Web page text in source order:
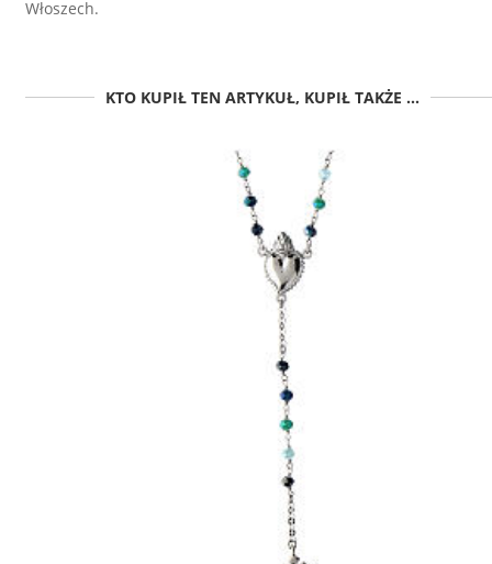
Włoszech.
KTO KUPIŁ TEN ARTYKUŁ, KUPIŁ TAKŻE ...